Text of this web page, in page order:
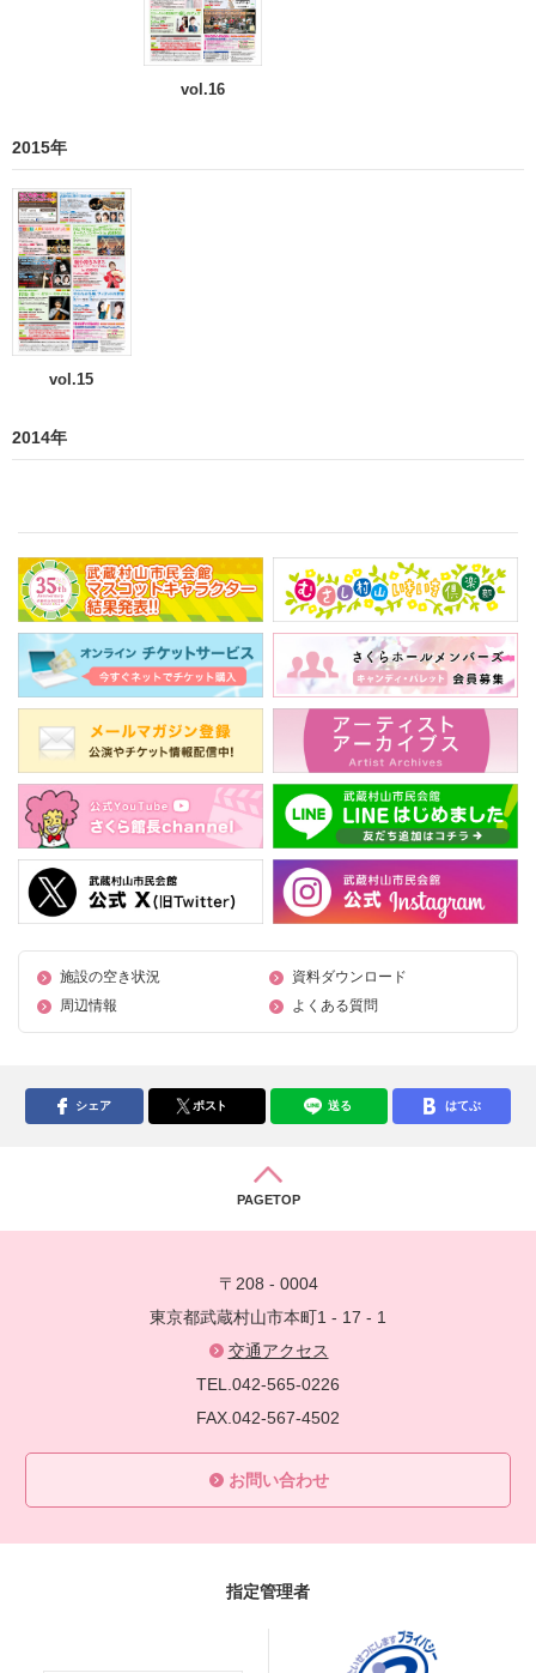
vol.16
2015年
vol.15
2014年
施設の空き状況
資料ダウンロード
周辺情報
よくある質問
シェア ポスト 送る はてぶ
PAGETOP
〒208 - 0004
東京都武蔵村山市本町1 - 17 - 1
交通アクセス
TEL.042-565-0226
FAX.042-567-4502
お問い合わせ
指定管理者